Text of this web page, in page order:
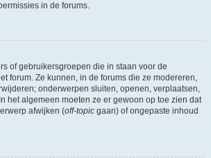
in de forums.
of gebruikersgroepen die in staan voor de
forum. Ze kunnen, in de forums die ze modereren,
onderwerpen sluiten, openen, verplaatsen,
het algemeen moeten ze er gewoon op toe zien dat
afwijken (off-topic gaan) of ongepaste inhoud